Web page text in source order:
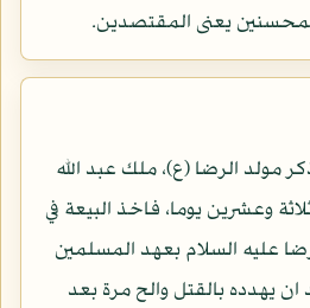
يعنى المقتصدين.
مولد الرضا (ع)، ملك عبد الله
وعشرين يوما، فاخذ البيعة في
عليه السلام بعهد المسلمين
يهدده بالقتل والح مرة بعد